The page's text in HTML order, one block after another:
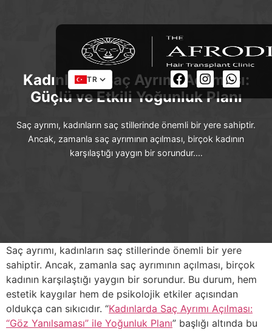
TR
Kadınlarda Saç Ayrımı Açılması:
Güçlü ve Etkili Yoğunluk Planı
Saç ayrımı, kadınların saç stillerinde önemli bir yere sahiptir.
Ancak, zamanla saç ayrımının açılması, birçok kadının
karşılaştığı yaygın bir sorundur.…
Saç ayrımı, kadınların saç stillerinde önemli bir yere
sahiptir. Ancak, zamanla saç ayrımının açılması, birçok
kadının karşılaştığı yaygın bir sorundur. Bu durum, hem
estetik kaygılar hem de psikolojik etkiler açısından
oldukça can sıkıcıdır. “Kadınlarda Saç Ayrımı Açılması:
“Göz Yanılsaması” ile Yoğunluk Planı” başlığı altında bu